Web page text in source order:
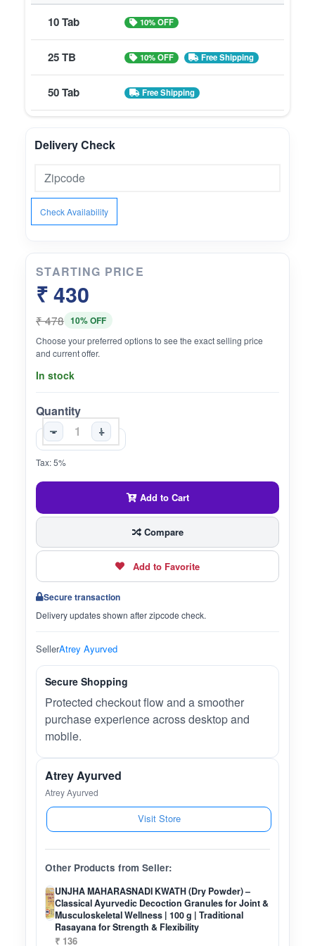
10 Tab 10% OFF
25 TB 10% OFF Free Shipping
50 Tab Free Shipping
Delivery Check
Check Availability
STARTING PRICE
₹ 430
₹ 478 10% OFF
Choose your preferred options to see the exact selling price
and current offer.
In stock
Quantity
-
+
Tax: 5%
Add to Cart
Compare
Add to Favorite
Secure transaction
Delivery updates shown after zipcode check.
SellerAtrey Ayurved
Secure Shopping
Protected checkout flow and a smoother
purchase experience across desktop and
mobile.
Atrey Ayurved
Atrey Ayurved
Visit Store
Other Products from Seller:
UNJHA MAHARASNADI KWATH (Dry Powder) –
Classical Ayurvedic Decoction Granules for Joint &
Musculoskeletal Wellness | 100 g | Traditional
Rasayana for Strength & Flexibility
₹ 136